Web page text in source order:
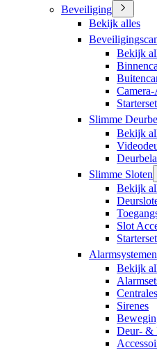
Beveiliging
Bekijk alles
Bekijk
Camera-
Slimme
Bekijk
Slimme Sloten
Bekijk
Slot
Alarmsystemen
Bekijk
Centrales
Sirenes
Deur- &